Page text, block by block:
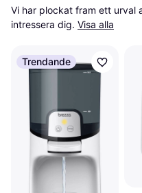
Vi har plockat fram ett urval
intressera dig. Visa alla
Trendande